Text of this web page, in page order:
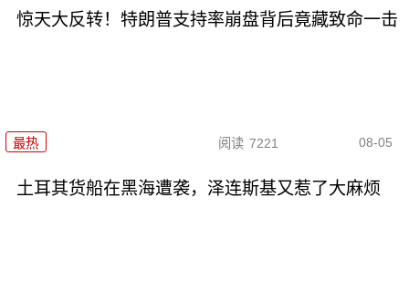
惊天大反转！特朗普支持率崩盘背后竟藏致命一击
最热 阅读 7221 08-05
土耳其货船在黑海遭袭，泽连斯基又惹了大麻烦